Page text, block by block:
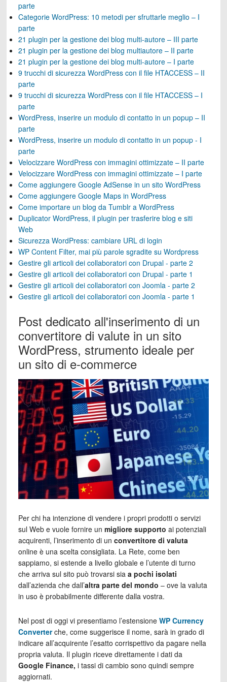
parte
Categorie WordPress: 10 metodi per sfruttarle meglio – I
parte
21 plugin per la gestione dei blog multi-autore – III parte
21 plugin per la gestione dei blog multiautore – II parte
21 plugin per la gestione dei blog multi-autore – I parte
9 trucchi di sicurezza WordPress con il file HTACCESS – II
parte
9 trucchi di sicurezza WordPress con il file HTACCESS – I
parte
WordPress, inserire un modulo di contatto in un popup – II
parte
WordPress, inserire un modulo di contatto in un popup - I
parte
Velocizzare WordPress con immagini ottimizzate – II parte
Velocizzare WordPress con immagini ottimizzate – I parte
Come aggiungere Google AdSense in un sito WordPress
Come aggiungere Google Maps in WordPress
Come importare un blog da Tumblr a WordPress
Duplicator WordPress, il plugin per trasferire blog e siti
Web
Sicurezza WordPress: cambiare URL di login
WP Content Filter, mai più parole sgradite su Wordpress
Gestire gli articoli dei collaboratori con Drupal - parte 2
Gestire gli articoli dei collaboratori con Drupal - parte 1
Gestire gli articoli dei collaboratori con Joomla - parte 2
Gestire gli articoli dei collaboratori con Joomla - parte 1
Post dedicato all'inserimento di un
convertitore di valute in un sito
WordPress, strumento ideale per
un sito di e-commerce
Per chi ha intenzione di vendere i propri prodotti o servizi
sul Web e vuole fornire un migliore supporto ai potenziali
acquirenti, l’inserimento di un convertitore di valuta
online è una scelta consigliata. La Rete, come ben
sappiamo, si estende a livello globale e l’utente di turno
che arriva sul sito può trovarsi sia a pochi isolati
dall’azienda che dall’altra parte del mondo – ove la valuta
in uso è probabilmente differente dalla vostra.
Nel post di oggi vi presentiamo l’estensione WP Currency
Converterche, come suggerisce il nome, sarà in grado di
indicare all’acquirente l’esatto corrispettivo da pagare nella
propria valuta. Il plugin riceve direttamente i dati da
Google Finance, i tassi di cambio sono quindi sempre
aggiornati.